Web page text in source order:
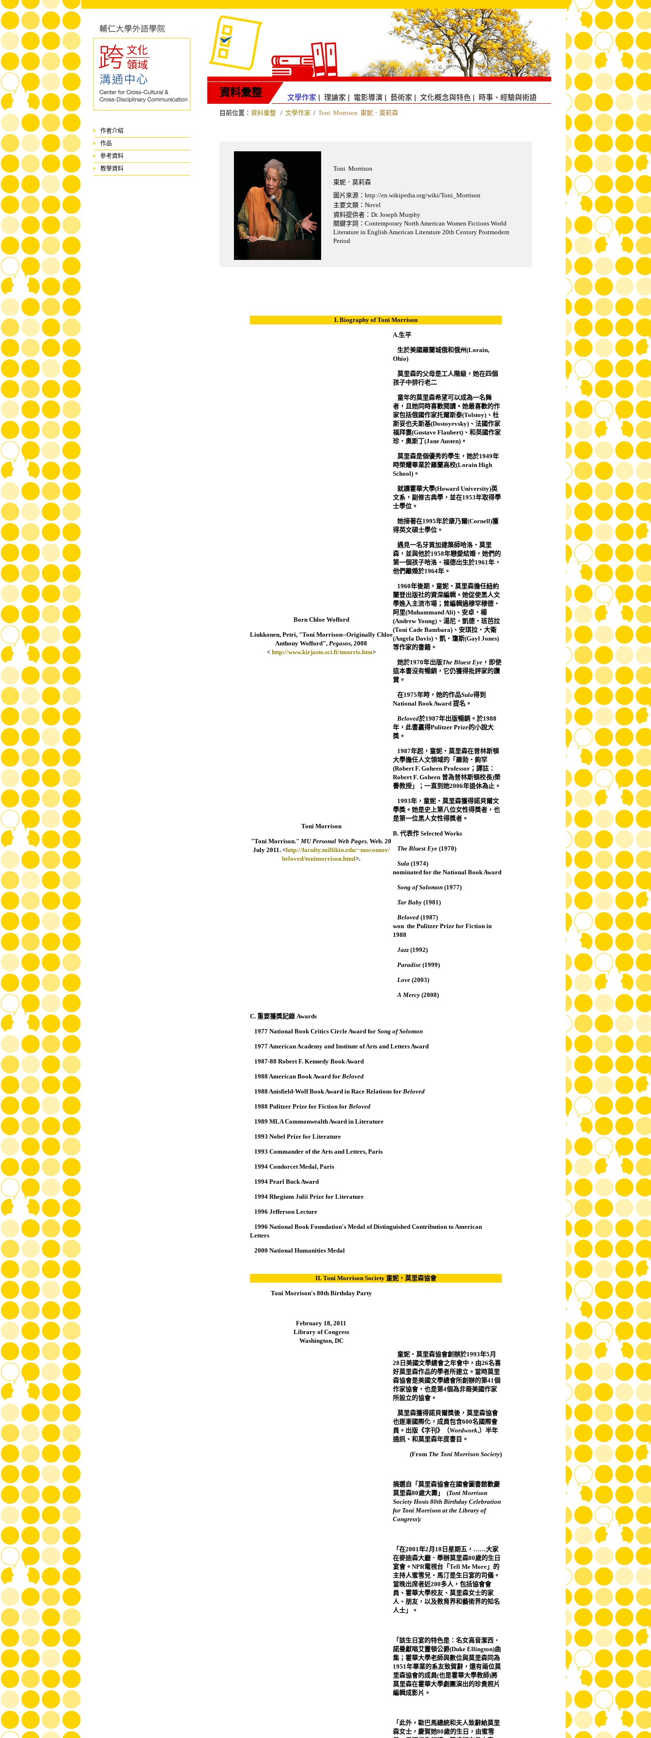
作者介紹
作品
參考資料
教學資料
資料彙整 文學作家 | 理論家 | 電影導演 | 藝術家 | 文化概念與特色 | 時事、經驗與術語
目前位置： 資料彙整 / 文學作家 / Toni Morrison 東妮．莫莉森
Toni Morrison
東妮．莫莉森
圖片來源：http://en.wikipedia.org/wiki/Toni_Morrison
主要文類：Novel
資料提供者：Dr. Joseph Murphy
關鍵字詞：Contemporary North American Women Fictions World
Literature in English American Literature 20th Century Postmodern
Period
I. Biography of Toni Morrison
Born Chloe Wofford
Liukkonen, Petri, "Toni Morrison--Originally Chloe
Anthony Wofford", Pegasos, 2008
< http://www.kirjasto.sci.fi/tmorris.htm>
Toni Morrison
"Toni Morrison." MU Personal Web Pages. Web. 20
July 2011. <http://faculty.millikin.edu/~moconner/
beloved/tonimorrison.html>.
A.生平
生於美國羅蘭城俄和俄州(Lorain,
Ohio)
莫里森的父母是工人階級，她在四個
孩子中排行老二
童年的莫里森希望可以成為一名舞
者，且她同時喜歡閱讀。她最喜歡的作
家包括俄國作家托爾斯泰(Tolstoy)、杜
斯妥也夫斯基(Dostoyevsky)、法國作家
福拜婁(Gustave Flaubert)、和英國作家
珍‧奧斯丁(Jane Austen)。
莫里森是個優秀的學生，她於1949年
時榮耀畢業於羅蘭高校(Lorain High
School)。
就讀霍華大學(Howard University)英
文系，副修古典學，並在1953年取得學
士學位。
她接著在1995年於康乃爾(Cornell)獲
得英文碩士學位。
遇見一名牙買加建築師哈洛‧莫里
森，並與他於1958年戀愛結婚，她們的
第一個孩子哈洛‧福德出生於1961年，
他們離婚於1964年。
1960年後期，童妮‧莫里森擔任紐約
蘭登出版社的資深編輯。她促使黑人文
學進入主流市場；曾編輯過穆罕穆德‧
阿里(Muhammand Ali)、安卓‧楊
(Andrew Young)、湯尼‧凱德‧班芭拉
(Toni Cade Bambara)、安琪拉‧大衛
(Angela Davis)、凱‧瓊斯(Gayl Jones)
等作家的書籍。
她於1970年出版The Bluest Eye，即使
這本書沒有暢銷，它仍獲得批評家的讚
賞。
在1975年時，她的作品Sula得到
National Book Award 提名。
Beloved於1987年出版暢銷。於1988
年，此書贏得Pulitzer Prize的小說大
獎。
1987年起，童妮‧莫里森在普林斯頓
大學擔任人文領域的「羅勃‧鉤罕
(Robert F. Goheen Professor；譯註：
Robert F. Goheen 曾為普林斯頓校長)榮
譽教授」；一直到她2006年退休為止。
1993年，童妮‧莫里森獲得諾貝爾文
學獎。她是史上第八位女性得獎者，也
是第一位黑人女性得獎者。
B. 代表作 Selected Works
The Bluest Eye(1970)
Sula(1974)
nominated for the National Book Award
Song of Solomon (1977)
Tar Baby (1981)
Beloved(1987)
won the Pulitzer Prize for Fiction in
1988
Jazz (1992)
Paradise(1999)
Love(2003)
A Mercy(2008)
C. 重要獲獎記錄 Awards
1977 National Book Critics Circle Award for Song of Solomon
1977 American Academy and Institute of Arts and Letters Award
1987-88 Robert F. Kennedy Book Award
1988 American Book Award for Beloved
1988 Anisfield-Wolf Book Award in Race Relations for Beloved
1988 Pulitzer Prize for Fiction for Beloved
1989 MLA Commonwealth Award in Literature
1993 Nobel Prize for Literature
1993 Commander of the Arts and Letters, Paris
1994 Condorcet Medal, Paris
1994 Pearl Buck Award
1994 Rhegium Julii Prize for Literature
1996 Jefferson Lecture
1996 National Book Foundation's Medal of Distinguished Contribution to American
Letters
2000 National Humanities Medal
II. Toni Morrison Society童妮‧莫里森協會
Toni Morrison's 80th Birthday Party
February 18, 2011
Library of Congress
Washington, DC
童妮‧莫里森協會創辦於1993年5月
28 日美國文學總會之年會中，由26名喜
好莫里森作品的學者所建立。當時莫里
森協會是美國文學總會所創辦的第41個
作家協會，也是第4個為非裔美國作家
所設立的協會。
莫里森獲得諾貝爾獎後，莫里森協會
也逐漸國際化，成員包含600名國際會
員。出版《字刊》（Wordwork,）半年
通訊、和莫里森年度書目。
(From The Toni Morrison Society)
摘選自「莫里森協會在國會圖書館歡慶
莫里森80歲大壽」 (Toni Morrison
Society Hosts 80th Birthday Celebration
for Toni Morrison at the Library of
Congress):
「在2001年2月 18 日星期五， ……大家
在麥迪森大廳．舉辦莫里森80歲的生日
宴會。 NPR電視台「 Tell Me More」的
主持人蜜雪兒‧馬汀是生日宴的司儀。
當晚出席者近200多人，包括協會會
員、霍華大學校友、莫里森女士的家
人、朋友，以及教育界和藝術界的知名
人士」。
「該生日宴的特色是：名女高音潔西‧
諾曼獻唱艾靈頓公爵(Duke Ellington)曲
集；霍華大學老師與數位與莫里森同為
1951年畢業的系友致賀辭，還有兩位莫
里森協會的成員(也是霍華大學教師)將
莫里森在霍華大學劇團演出的珍貴照片
編輯成影片。
「此外，歐巴馬總統和夫人致辭給莫里
森女士，慶賀她80歲的生日，由蜜雪